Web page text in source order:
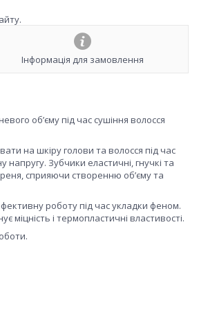
Інформація для замовлення
об’єму під час сушіння волосся
на шкіру голови та волосся під час
Зубчики еластичні, гнучкі та
сприяючи створенню об’єму та
роботу під час укладки феном.
міцність і термопластичні властивості.